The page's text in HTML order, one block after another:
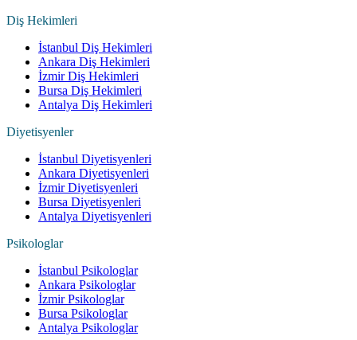
Diş Hekimleri
İstanbul Diş Hekimleri
Ankara Diş Hekimleri
İzmir Diş Hekimleri
Bursa Diş Hekimleri
Antalya Diş Hekimleri
Diyetisyenler
İstanbul Diyetisyenleri
Ankara Diyetisyenleri
İzmir Diyetisyenleri
Bursa Diyetisyenleri
Antalya Diyetisyenleri
Psikologlar
İstanbul Psikologlar
Ankara Psikologlar
İzmir Psikologlar
Bursa Psikologlar
Antalya Psikologlar